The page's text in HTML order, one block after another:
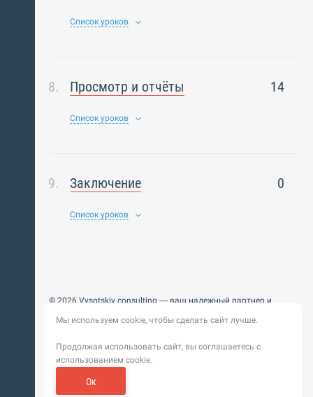
Список уроков
Просмотр и отчёты 14
Список уроков
Заключение 0
Список уроков
© 2026 Vysotskiy consulting — ваш надежный партнер и
Цифровизация, BIM, ИИ. Внедряем и оптимизируем
Пользовательское
соглашение
Политика обработки персональных
данных
Мы используем cookie, чтобы сделать сайт лучше.
Продолжая использовать сайт, вы соглашаетесь с
использованием cookie.
Ок